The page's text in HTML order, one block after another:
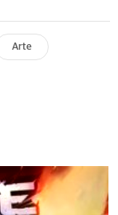
Arte